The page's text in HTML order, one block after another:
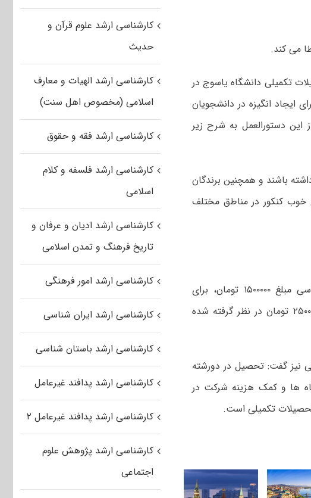
می کند.
تکمیلی دانشگاه یاسوج در
ایجاد انگیزه در دانشجویان
دستورالعمل به شرح زیر
که در دو نیمسال متوالی حداقل ۳۲ واحد و معدل بالای ۱۷ داشته باشند و همچنین برندگان
خوب کنکور در مناطق مختلف
در بازنگری آیین نامه بورس برای دانشجویان ممتاز در مقطع کارشناسی مبلغ ۱۵۰۰۰۰۰ تومان، برای
کارشناسی ارشد ۲۰۰۰۰۰۰ تومان و برای دانشجویان دکتری در هرترم ۲۵۰۰۰۰۰ تومان در نظر گرفته شده
نیز گفت: تحصیل در دورشته
ها و کمک هزینه شرکت در
تحصیلات تکمیلی است.
کارشناسی ارشد علوم قرآن و
حدیث
کارشناسی ارشد الهیات و معارف
اسلامی (مخصوص اهل سنت)
کارشناسی ارشد فقه و حقوق
کارشناسی ارشد فلسفه و کلام
اسلامی
کارشناسی ارشد ادیان و عرفان و
تاریخ فرهنگ و تمدن اسلامی
کارشناسی ارشد امور فرهنگی
کارشناسی ارشد ایران شناسی
کارشناسی ارشد باستان شناسی
کارشناسی ارشد پدافند غیرعامل
کارشناسی ارشد پدافند غیرعامل ۲
کارشناسی ارشد پژوهش علوم
اجتماعی